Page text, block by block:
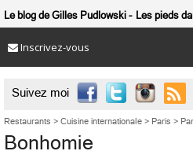
Le blog de Gilles Pudlowski Les pieds
Inscrivez-vous
Suivez moi 
Restaurants > Cuisine internationale > Paris >
Bonhomie